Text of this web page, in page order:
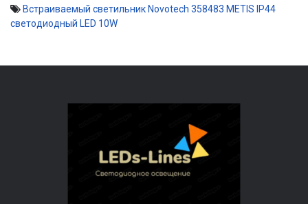
Встраиваемый светильник Novotech 358483 METIS IP44
светодиодный LED 10W